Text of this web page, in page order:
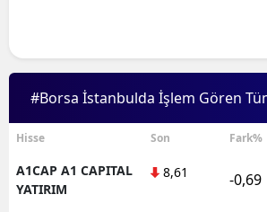
#Borsa İstanbulda İşlem Gören
Hisse Son Fark%
A1CAP A1 CAPITAL
YATIRIM
8,61 -0,69